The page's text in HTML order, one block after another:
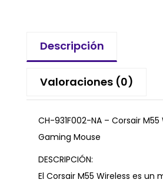
Descripción
Valoraciones (0)
CH-931F002-NA – Corsair M55
Gaming Mouse
DESCRIPCIÓN:
El Corsair M55 Wireless es un